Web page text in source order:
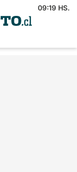
09:19 HS.